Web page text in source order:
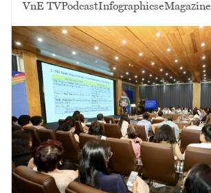
VnE TVPodcastInfographicseMagazine